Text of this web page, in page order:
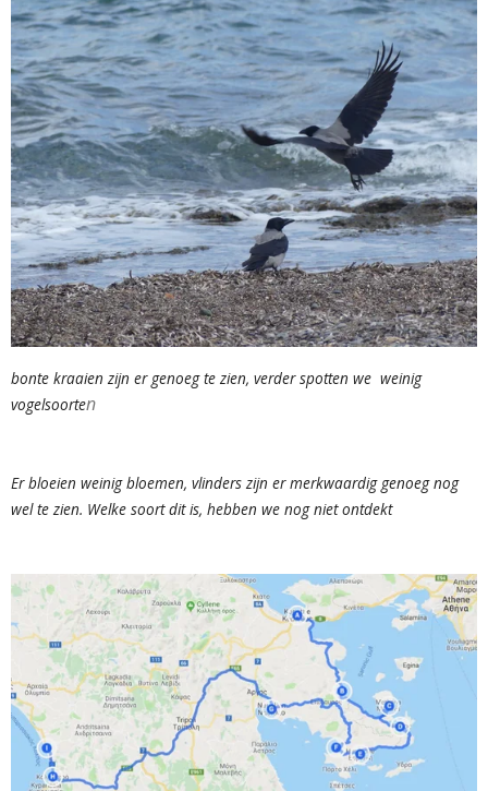
bonte kraaien zijn er genoeg te zien, verder spotten we weinig
vogelsoorten
Er bloeien weinig bloemen, vlinders zijn er merkwaardig genoeg nog
wel te zien. Welke soort dit is, hebben we nog niet ontdekt